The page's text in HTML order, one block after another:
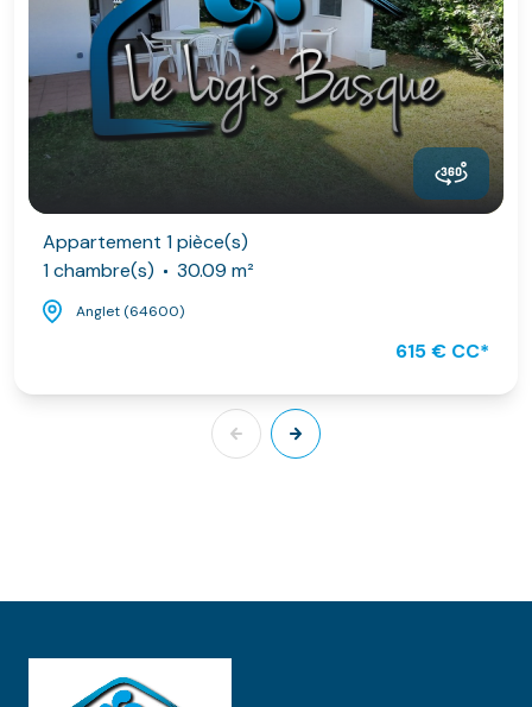
Appartement 1 pièce(s)
1 chambre(s)
30.09 m²
Anglet (64600)
615 € CC*